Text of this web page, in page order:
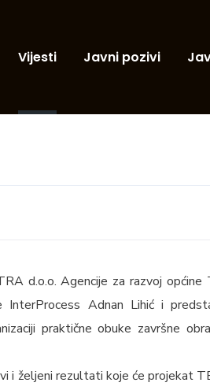
Vijesti Javni pozivi
d.o.o. Agencije za razvoj općine
InterProcess Adnan Lihić i
praktične obuke završne
i željeni rezultati koje će projekat